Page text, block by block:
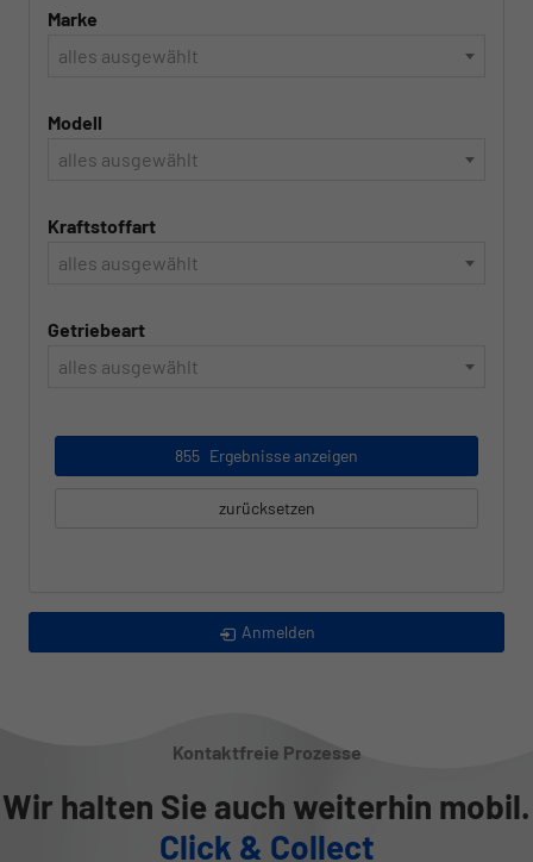
Marke
alles ausgewählt
Modell
alles ausgewählt
Kraftstoffart
alles ausgewählt
Getriebeart
alles ausgewählt
855 Ergebnisse anzeigen
zurücksetzen
Anmelden
Kontaktfreie Prozesse
Wir halten Sie auch weiterhin mobil.
Click & Collect